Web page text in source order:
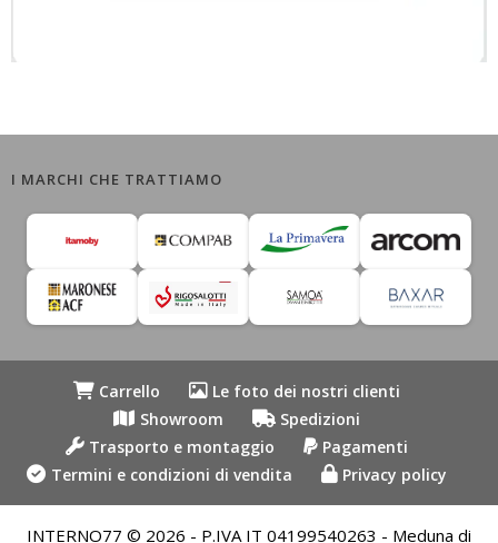
I MARCHI CHE TRATTIAMO
Carrello
Le foto dei nostri clienti
Showroom
Spedizioni
Trasporto e montaggio
Pagamenti
Termini e condizioni di vendita
Privacy policy
INTERNO77 © 2026 - P.IVA IT 04199540263 - Meduna di